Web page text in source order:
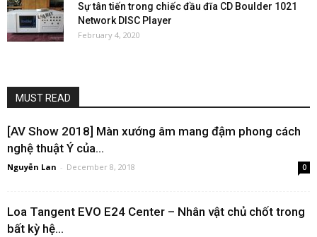
Sự tân tiến trong chiếc đầu đĩa CD Boulder 1021
Network DISC Player
February 4, 2020
MUST READ
[AV Show 2018] Màn xướng âm mang đậm phong cách
nghệ thuật Ý của...
Nguyễn Lan - December 8, 2018 0
Loa Tangent EVO E24 Center – Nhân vật chủ chốt trong
bất kỳ hệ...